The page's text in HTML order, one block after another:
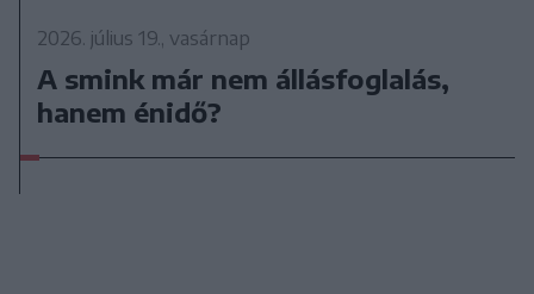
2026. július 19., vasárnap
A smink már nem állásfoglalás,
hanem énidő?